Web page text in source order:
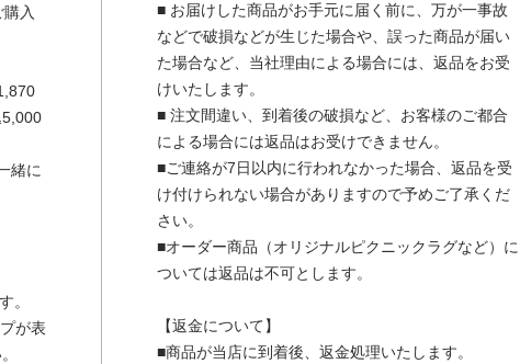
入
緒に
。
が表
■ お届けした商品がお手元に届く前に、万が一事故
などで破損などが生じた場合や、誤った商品が届い
た場合など、当社理由による場合には、返品をお受
けいたします。
■ 注文間違い、到着後の破損など、お客様のご都合
による場合には返品はお受けできません。
■ご連絡が7日以内に行われなかった場合、返品を受
け付けられない場合がありますので予めご了承くだ
さい。
■オーダー商品（オリジナルピクニックラグなど）に
ついては返品は不可とします。
【返金について】
■商品が当店に到着後、返金処理いたします。